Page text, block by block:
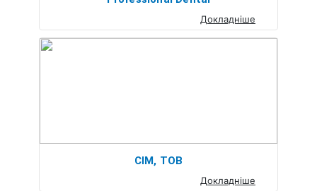
Докладніше
СІМ, ТОВ
Докладніше